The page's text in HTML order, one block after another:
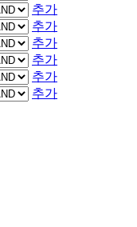
추가
추가
추가
추가
추가
추가